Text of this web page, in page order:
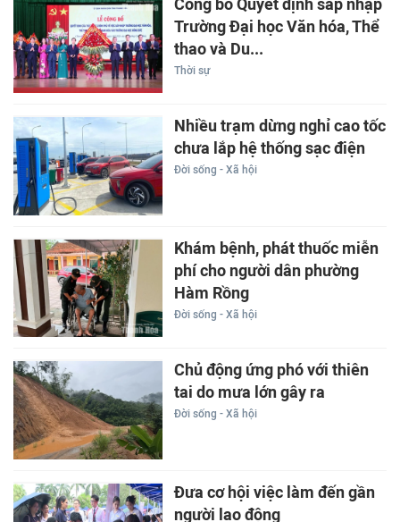
Công bố Quyết định sáp nhập
Trường Đại học Văn hóa, Thể
thao và Du...
Thời sự
Nhiều trạm dừng nghỉ cao tốc
chưa lắp hệ thống sạc điện
Đời sống - Xã hội
Khám bệnh, phát thuốc miễn
phí cho người dân phường
Hàm Rồng
Đời sống - Xã hội
Chủ động ứng phó với thiên
tai do mưa lớn gây ra
Đời sống - Xã hội
Đưa cơ hội việc làm đến gần
người lao động